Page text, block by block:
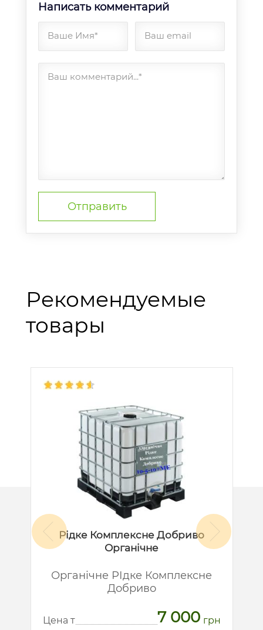
Написать комментарий
Ваше Имя* Ваш email
Ваш комментарий...*
Рекомендуемые
товары
Рідке Комплексне Добриво
Органічне
Органічне РІдке Комплексне
Добриво
Цена т 7 000 грн